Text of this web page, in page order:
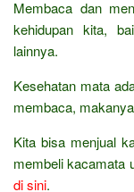
Membaca dan
kehidupan kita,
lainnya.
Kesehatan mata
membaca,
Kita bisa menjual
membeli kacamata
di sini.